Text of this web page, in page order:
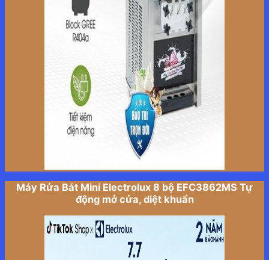
Máy Rửa Bát Mini Electrolux 8 bộ EFC3862MS Tự
động mở cửa, diệt khuẩn